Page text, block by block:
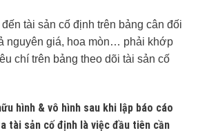
tài sản cố định trên bảng cân đối
nguyên giá, hoa mòn… phải khớp
chí trên bảng theo dõi tài sản cố
hình & vô hình sau khi lập báo cáo
tài sản cố định là việc đầu tiên cần